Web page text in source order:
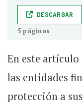
DESCARGAR
5 páginas
En este artículo
las entidades
protección a